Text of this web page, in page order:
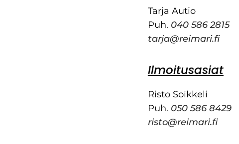
Tarja Autio
Puh. 040 586 2815
tarja@reimari.fi
Ilmoitusasiat
Risto Soikkeli
Puh. 050 586 8429
risto@reimari.fi